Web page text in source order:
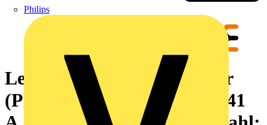
Philips
Leiterplattensteckverbinder
(Platinenanschluss), 630 V, 41